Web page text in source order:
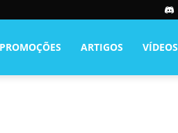
PROMOÇÕES ARTIGOS VÍDEOS